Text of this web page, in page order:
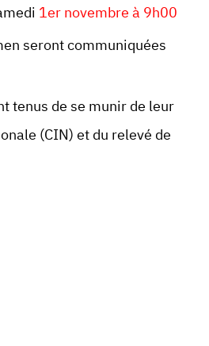
1er novembre à 9h00
seront communiquées
tenus de se munir de leur
(CIN) et du relevé de